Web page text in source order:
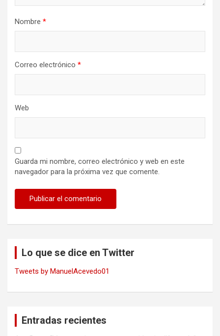
Nombre *
Correo electrónico *
Web
Guarda mi nombre, correo electrónico y web en este
navegador para la próxima vez que comente.
Lo que se dice en Twitter
Tweets by ManuelAcevedo01
Entradas recientes